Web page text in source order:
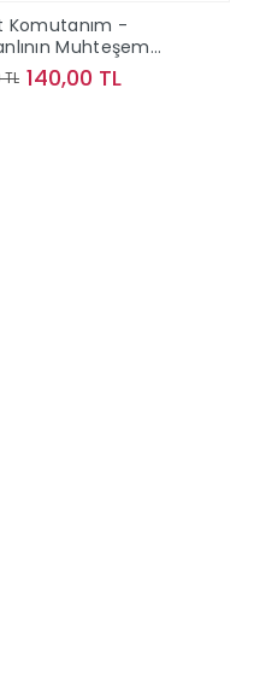
Komutanım -
Muhteşem
Gücü
140,00 TL